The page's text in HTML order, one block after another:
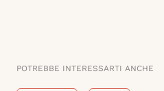
POTREBBE INTERESSARTI ANCHE